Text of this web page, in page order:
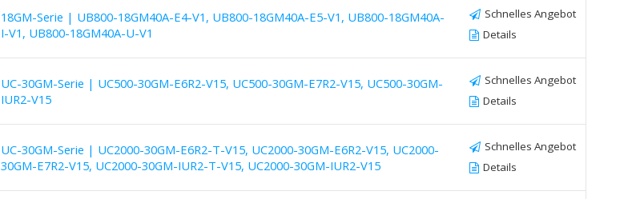
18GM-Serie | UB800-18GM40A-E4-V1, UB800-18GM40A-E5-V1, UB800-18GM40A-
I-V1, UB800-18GM40A-U-V1
Schnelles Angebot
Details
UC-30GM-Serie | UC500-30GM-E6R2-V15, UC500-30GM-E7R2-V15, UC500-30GM-
IUR2-V15
Schnelles Angebot
Details
UC-30GM-Serie | UC2000-30GM-E6R2-T-V15, UC2000-30GM-E6R2-V15, UC2000-
30GM-E7R2-V15, UC2000-30GM-IUR2-T-V15, UC2000-30GM-IUR2-V15
Schnelles Angebot
Details